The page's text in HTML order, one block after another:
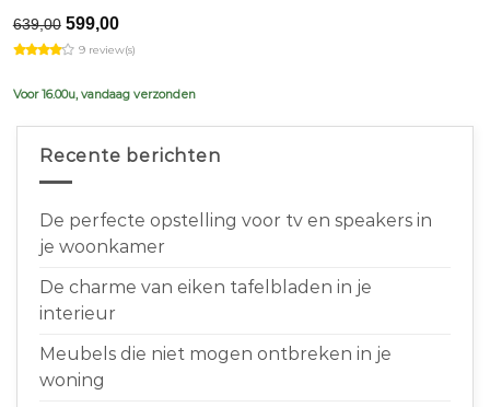
639,00 Original
price
was:
599,00Current
is:
9 review(s)
Voor 16.00u, vandaag verzonden
Recente berichten
De perfecte opstelling voor tv en speakers in
je woonkamer
De charme van eiken tafelbladen in je
interieur
Meubels die niet mogen ontbreken in je
woning